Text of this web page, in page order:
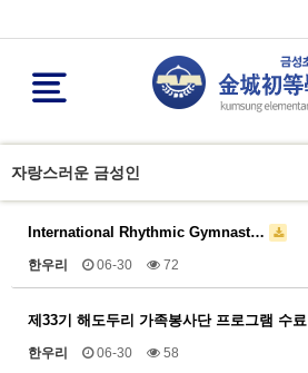
자랑스러운 금성인
International Rhythmic Gymnast…
한우리 06-30 72
제33기 해도두리 가족봉사단 프로그램 수료
한우리 06-30 58